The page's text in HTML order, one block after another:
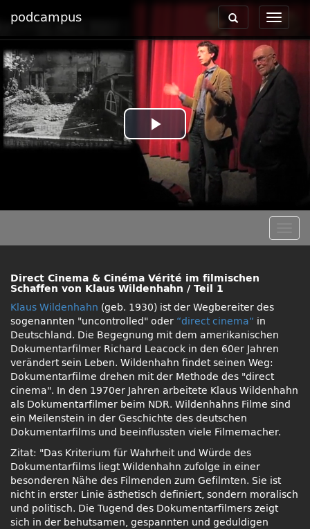
podcampus
Toggle
Toggle
navigation
Play
Video
Direct Cinema & Cinéma Vérité im filmischen
Schaffen von Klaus Wildenhahn / Teil 1
Klaus Wildenhahn (geb. 1930) ist der Wegbereiter des
sogenannten
uncontrolled oder “direct cinema“ in
Deutschland. Die Begegnung mit dem amerikanischen
Dokumentarfilmer Richard Leacock in den 60er Jahren
verändert sein Leben. Wildenhahn findet seinen Weg:
Dokumentarfilme drehen mit der Methode des direct
cinema . In den 1970er Jahren arbeitete Klaus Wildenhahn
als Dokumentarfilmer beim NDR. Wildenhahns Filme sind
ein Meilenstein in der Geschichte des deutschen
Dokumentarfilms und beeinflussten viele Filmemacher.
Zitat:
Das Kriterium für Wahrheit und Würde des
Dokumentarfilms liegt Wildenhahn zufolge in einer
besonderen Nähe des Filmenden zum Gefilmten. Sie ist
nicht in erster Linie ästhetisch definiert, sondern moralisch
und politisch. Die Tugend des Dokumentarfilmers zeigt
sich in der behutsamen, gespannten und geduldigen